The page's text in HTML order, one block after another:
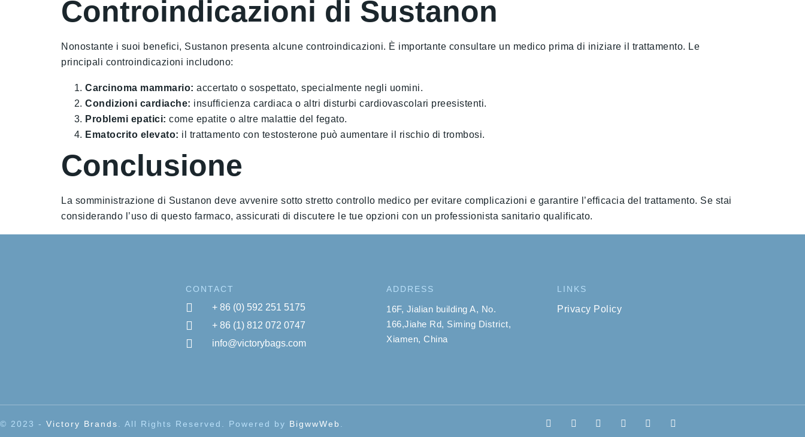
Controindicazioni di Sustanon
Nonostante i suoi benefici, Sustanon presenta alcune controindicazioni. È importante consultare un medico prima di iniziare il trattamento. Le
principali controindicazioni includono:
Carcinoma mammario: accertato o sospettato, specialmente negli uomini.
Condizioni cardiache: insufficienza cardiaca o altri disturbi cardiovascolari preesistenti.
Problemi epatici: come epatite o altre malattie del fegato.
Ematocrito elevato: il trattamento con testosterone può aumentare il rischio di trombosi.
Conclusione
La somministrazione di Sustanon deve avvenire sotto stretto controllo medico per evitare complicazioni e garantire l’efficacia del trattamento. Se stai
considerando l’uso di questo farmaco, assicurati di discutere le tue opzioni con un professionista sanitario qualificato.
CONTACT
+ 86 (0) 592 251 5175
+ 86 (1) 812 072 0747
info@victorybags.com
ADDRESS
16F, Jialian building A, No.
166,Jiahe Rd, Siming District,
Xiamen, China
LINKS
Privacy Policy
© 2023 - Victory Brands . All Rights Reserved. Powered by BigwwWeb